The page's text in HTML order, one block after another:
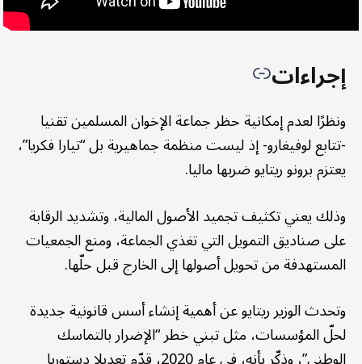
إجراءات
ونظرًا لعدم إمكانية حظر جماعة الإخوان المسلمين تقنيا
-تتابع لوفيغارو- إذ ليست منظمة جماهيرية بل “تيارا فكريا”،
يعتزم برونو ريتايو ضربها ماليا.
وذلك يعني تكثيف تجميد الأصول المالية، وتشديد الرقابة
على صناديق التمويل التي تغذي الجماعة، ومنع الجمعيات
المستهدفة من تحويل أصولها إلى الخارج قبل حلّها.
وتحدث الوزير ريتايو عن أهمية إنشاء أسس قانونية جديدة
لحلّ المؤسسات، مثل تبني خطر “الإضرار بالتماسك